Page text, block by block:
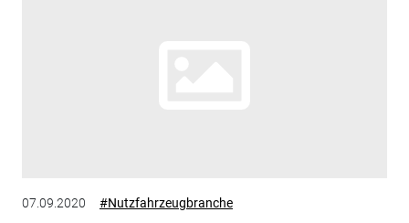
07.09.2020 #Nutzfahrzeugbranche